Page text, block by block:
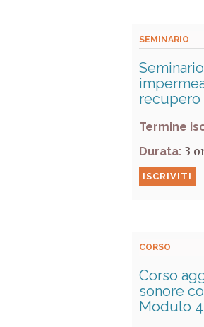
SEMINARIO
recupero
Termine
Durata: 3
ISCRIVITI
CORSO
Corso
sonore
Modulo